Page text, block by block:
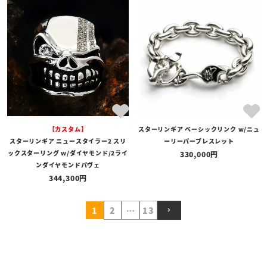
【カスタム】
スターリンギア ニュースタイラー2 スリ
ックスターリング w/ダイヤモンド/2ライ
ンダイヤモンドパヴェ
344,300
スターリンギア ベーシックリンク w/ニュ
ーリーパーブレスレット
330,000
1 2 … 13